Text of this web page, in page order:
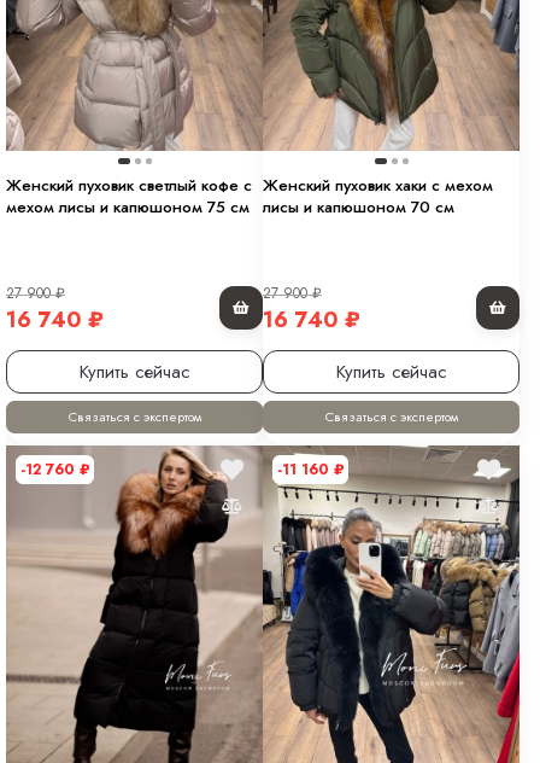
Женский пуховик светлый кофе с
мехом лисы и капюшоном 75 см
27 900₽
16 740 ₽
Купить сейчас
Связаться с экспертом
Женский пуховик хаки с мехом
лисы и капюшоном 70 см
27 900₽
16 740 ₽
Купить сейчас
Связаться с экспертом
-12 760 ₽ -11 160 ₽